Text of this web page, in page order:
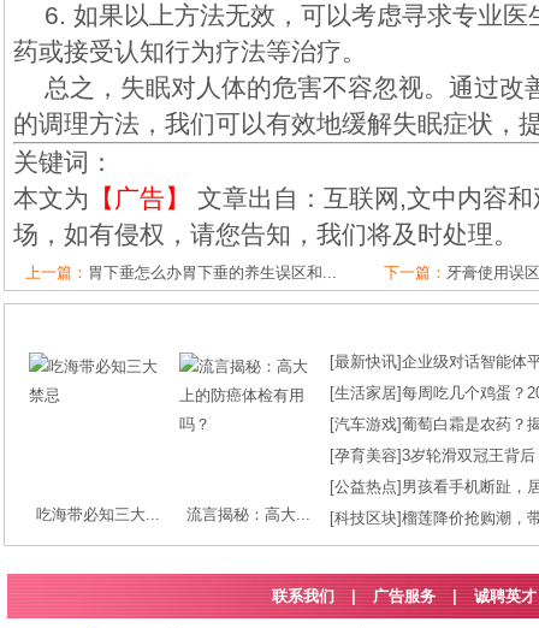
6. 如果以上方法无效，可以考虑寻求专业医
药或接受认知行为疗法等治疗。
总之，失眠对人体的危害不容忽视。通过改
的调理方法，我们可以有效地缓解失眠症状，
关键词：
本文为 【广告】
文章出自：互联网,文中内容
场，如有侵权，请您告知，我们将及时处理。
上一篇： 胃下垂怎么办胃下垂的养生误区和... 下一篇： 牙膏使用误
吃海带必知三大... 流言揭秘：高大...
[最新快讯]企业级对话智能体
[生活家居]每周吃几个鸡蛋？
[汽车游戏]葡萄白霜是农药？
[孕育美容]3岁轮滑双冠王背
[公益热点] 男孩看手机断趾，
[科技区块]榴莲降价抢购潮，
联系我们 广告服务 | 诚聘英才